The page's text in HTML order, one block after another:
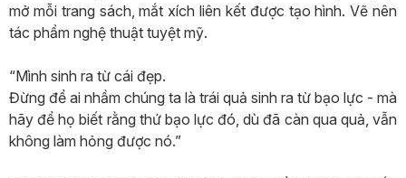
mở mỗi trang sách, mắt xích liên kết được tạo hình. Vẽ nên
tác phẩm nghệ thuật tuyệt mỹ.
“Mình sinh ra từ cái đẹp.
Đừng để ai nhầm chúng ta là trái quả sinh ra từ bạo lực - mà
hãy để họ biết rằng thứ bạo lực đó, dù đã càn qua quả, vẫn
không làm hỏng được nó.”